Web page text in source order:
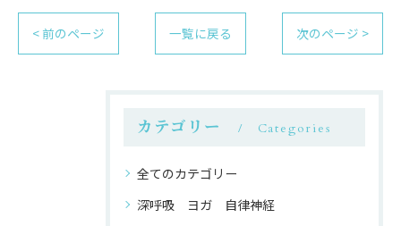
< 前のページ 一覧に戻る 次のページ >
カテゴリー Categories
全てのカテゴリー
深呼吸 ヨガ 自律神経